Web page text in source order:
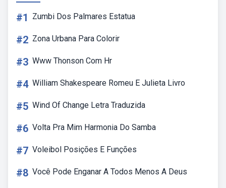
#1 Zumbi Dos Palmares Estatua
#2 Zona Urbana Para Colorir
#3 Www Thonson Com Hr
#4 William Shakespeare Romeu E Julieta Livro
#5 Wind Of Change Letra Traduzida
#6 Volta Pra Mim Harmonia Do Samba
#7 Voleibol Posições E Funções
#8 Você Pode Enganar A Todos Menos A Deus